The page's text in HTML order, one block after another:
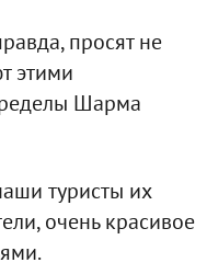
просят не
этими
Шарма
туристы их
очень красивое